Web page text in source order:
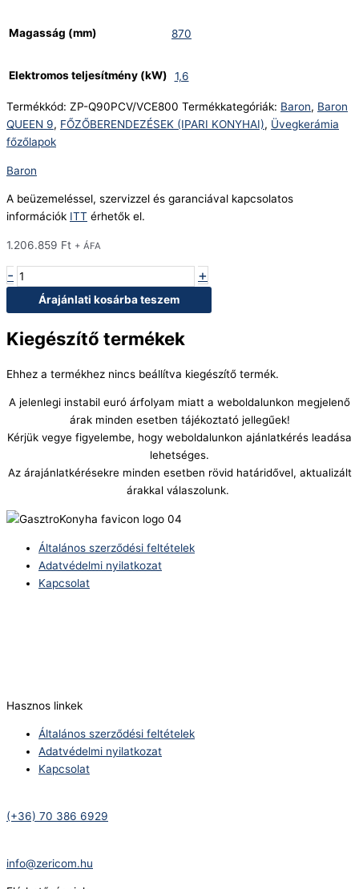
Magasság (mm) 870
Elektromos teljesítmény (kW) 1,6
Termékkód: ZP-Q90PCV/VCE800 Termékkategóriák: Baron, Baron
QUEEN 9, FŐZŐBERENDEZÉSEK (IPARI KONYHAI), Üvegkerámia
főzőlapok
Baron
A beüzemeléssel, szervizzel és garanciával kapcsolatos
információk ITT érhetők el.
1.206.859 Ft + ÁFA
- +
Árajánlati kosárba teszem
Kiegészítő termékek
Ehhez a termékhez nincs beállítva kiegészítő termék.
A jelenlegi instabil euró árfolyam miatt a weboldalunkon megjelenő
árak minden esetben tájékoztató jellegűek!
Kérjük vegye figyelembe, hogy weboldalunkon ajánlatkérés leadása
lehetséges.
Az árajánlatkérésekre minden esetben rövid határidővel, aktualizált
árakkal válaszolunk.
Általános szerződési feltételek
Adatvédelmi nyilatkozat
Kapcsolat
Hasznos linkek
Általános szerződési feltételek
Adatvédelmi nyilatkozat
Kapcsolat
(+36) 70 386 6929
info@zericom.hu